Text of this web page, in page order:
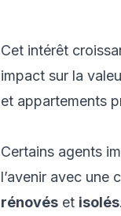
Cet intérêt
impact sur la
et appartements
Certains agents
l’avenir avec une
rénovéset isolés